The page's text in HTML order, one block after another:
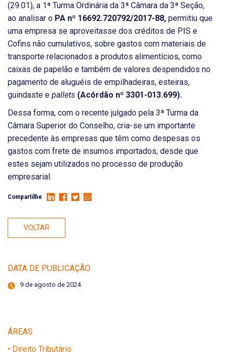
(29.01), a 1ª Turma Ordinária da 3ª Câmara da 3ª Seção,
ao analisar o PA nº 16692.720792/2017-88, permitiu que
uma empresa se aproveitasse dos créditos de PIS e
Cofins não cumulativos, sobre gastos com materiais de
transporte relacionados a produtos alimentícios, como
caixas de papelão e também de valores despendidos no
pagamento de aluguéis de empilhadeiras, esteiras,
guindaste e pallets (Acórdão nº 3301-013.699).
Dessa forma, com o recente julgado pela 3ª Turma da
Câmara Superior do Conselho, cria-se um importante
precedente às empresas que têm como despesas os
gastos com frete de insumos importados, desde que
estes sejam utilizados no processo de produção
empresarial.
Compartilhe
VOLTAR
DATA DE PUBLICAÇÃO
9 de agosto de 2024
ÁREAS
• Direito Tributário